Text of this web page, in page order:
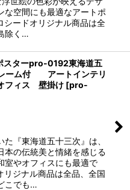
な空間にも最適なアートポ
ードオリジナル商品は全
除く…
スターpro-0192東海道五
ーム付 アートインテリ
ィス 壁掛け [pro-
『東海道五十三次』は、
本の伝統美と情緒を感じる
室やオフィスにも最適で
ジナル商品は全品、全国
こでも…